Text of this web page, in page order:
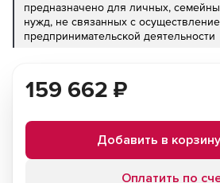
предназначено для личных,
нужд, не связанных с
предпринимательской деятельности
159 662 ₽
Добавить в корзину
Оплатить по